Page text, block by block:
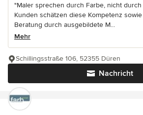
"Maler sprechen durch Farbe, nicht durch
Kunden schätzen diese Kompetenz
Beratung durch ausgebildete M...
Mehr
Nachricht
Schillingsstraße 106, 52355 Düren